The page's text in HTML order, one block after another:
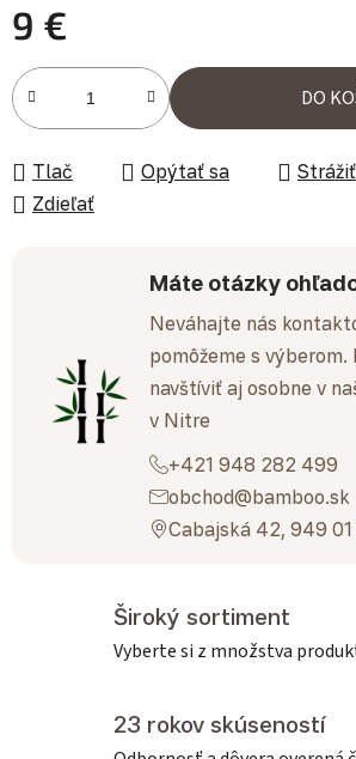
9 €
Jednotková cena:
DO
Tlač Opýtať sa
Strážiť
Zdieľať
Máte otázky
Neváhajte nás
pomôžeme s výberom.
navštíviť aj osobne v
v Nitre
+421 948 282 499
obchod@bamboo.sk
Cabajská 42, 949
Široký sortiment
Vyberte si z množstva
23 rokov skúseností